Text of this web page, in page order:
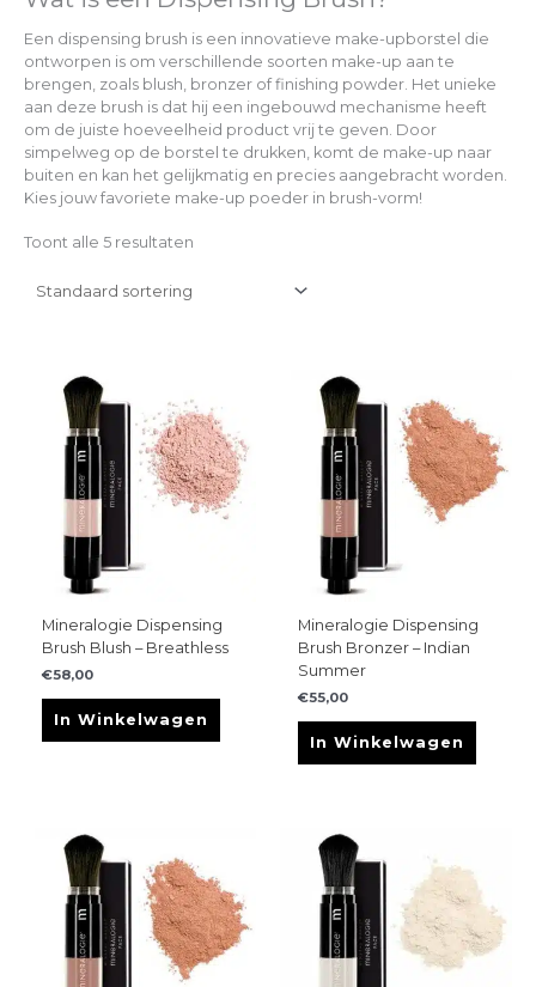
Een dispensing brush is een innovatieve make-upborstel die
ontworpen is om verschillende soorten make-up aan te
brengen, zoals blush, bronzer of finishing powder. Het unieke
aan deze brush is dat hij een ingebouwd mechanisme heeft
om de juiste hoeveelheid product vrij te geven. Door
simpelweg op de borstel te drukken, komt de make-up naar
buiten en kan het gelijkmatig en precies aangebracht worden.
Kies jouw favoriete make-up poeder in brush-vorm!
Toont alle 5 resultaten
Mineralogie Dispensing
Brush Blush – Breathless
€58,00
In Winkelwagen
Mineralogie Dispensing
Brush Bronzer – Indian
Summer
€55,00
In Winkelwagen